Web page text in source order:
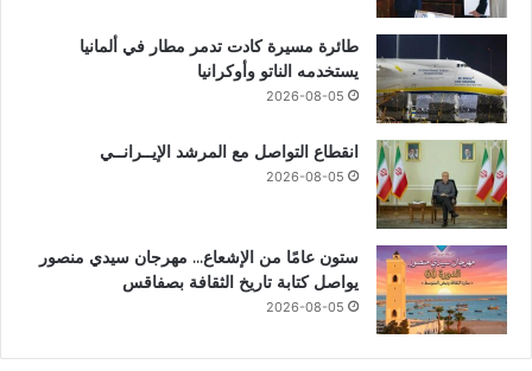
طائرة مسيرة كادت تدمر مطار في ألمانيا
يستخدمه الناتو وأوكرانيا
2026-08-05
انقطاع التواصل مع المرشد الإيــرانــي
2026-08-05
ستون عامًا من الإشعاع… مهرجان سيدي منصور
يواصل كتابة تاريخ الثقافة بصفاقس
2026-08-05